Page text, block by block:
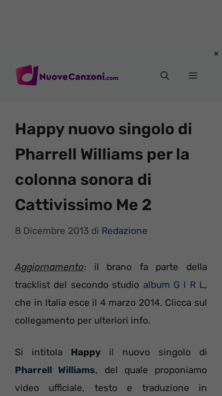
Menu
Happy nuovo singolo di
Pharrell Williams per la
colonna sonora di
Cattivissimo Me 2
8 Dicembre 2013 di Redazione
Aggiornamento: il brano fa parte della
tracklist del secondo studio album G I R L,
che in Italia esce il 4 marzo 2014. Clicca sul
collegamento per ulteriori info.
Si intitola Happy il nuovo singolo di
Pharrell Williams, del quale proponiamo
video ufficiale, testo e traduzione in